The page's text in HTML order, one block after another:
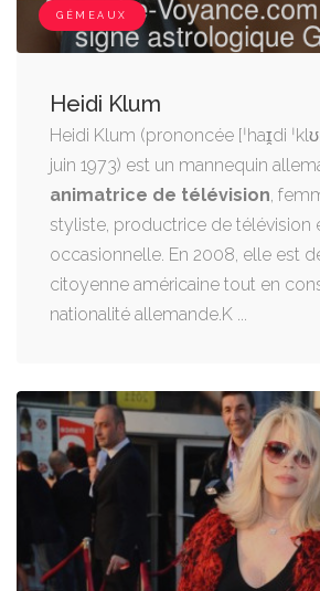
GÉMEAUX
Heidi Klum
Heidi Klum (prononcée [ˈhaɪ̯di
juin 1973) est un mannequin
animatrice de télévision ,
styliste, productrice de télévision
occasionnelle. En 2008, elle est
citoyenne américaine tout en
nationalité allemande.K ...